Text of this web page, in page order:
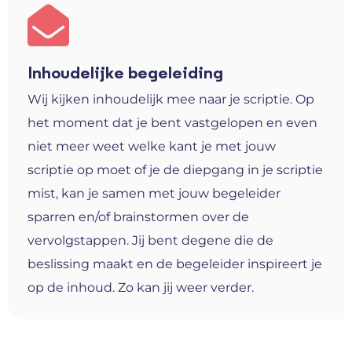
Inhoudelijke begeleiding
Wij kijken inhoudelijk mee naar je scriptie. Op
het moment dat je bent vastgelopen en even
niet meer weet welke kant je met jouw
scriptie op moet of je de diepgang in je scriptie
mist, kan je samen met jouw begeleider
sparren en/of brainstormen over de
vervolgstappen. Jij bent degene die de
beslissing maakt en de begeleider inspireert je
op de inhoud. Zo kan jij weer verder.